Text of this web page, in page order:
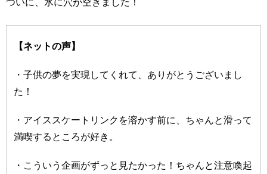
【ネットの声】
・子供の夢を実現してくれて、ありがとうございまし
た！
・アイススケートリンクを溶かす前に、ちゃんと滑って
満喫するところが好き。
・こういう企画がずっと見たかった！ちゃんと注意喚起